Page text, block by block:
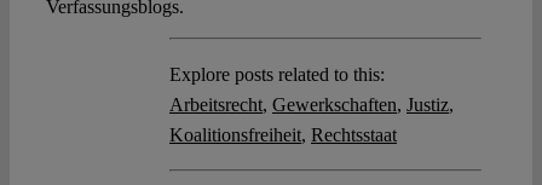
Verfassungsblogs.
Explore posts related to this:
Arbeitsrecht, Gewerkschaften, Justiz,
Koalitionsfreiheit, Rechtsstaat